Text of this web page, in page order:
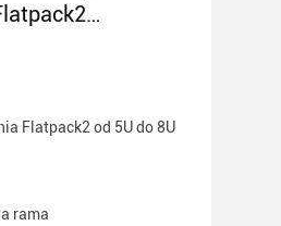
Flatpack2 od 5U do 8U
rama